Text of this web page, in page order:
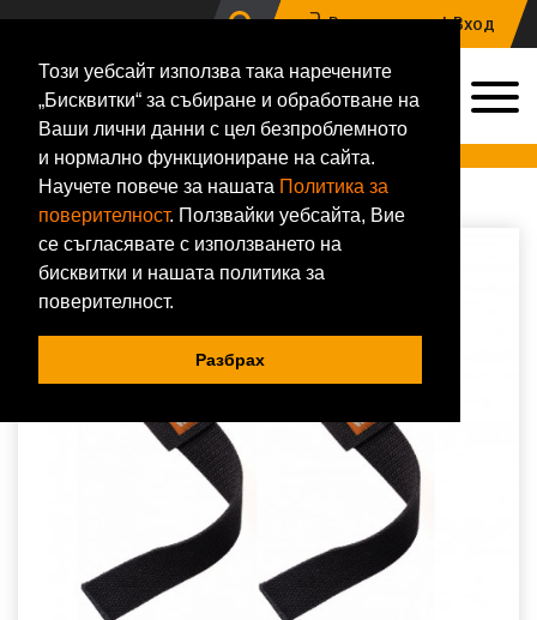
Този уебсайт използва така наречените
„Бисквитки“ за събиране и обработване на
Ваши лични данни с цел безпроблемното
и нормално функциониране на сайта.
Научете повече за нашата Политика за
поверителност. Ползвайки уебсайта, Вие
се съгласявате с използването на
бисквитки и нашата политика за
поверителност.
Разбрах
Регистрация | Вход
0884 133 648
Онлайн магазин за хранителни добавки и фитнес аксесоари
Начало Аксесоари BodyBuilding Warehouse
Фитили Bodybuilding Warehouse